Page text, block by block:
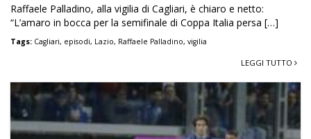
Raffaele Palladino, alla vigilia di Cagliari, è chiaro e netto:
“L’amaro in bocca per la semifinale di Coppa Italia persa […]
Tags: Cagliari, episodi, Lazio, Raffaele Palladino, vigilia
LEGGI TUTTO